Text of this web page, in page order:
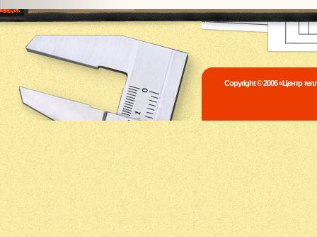
Copyright © 2006 «Центр